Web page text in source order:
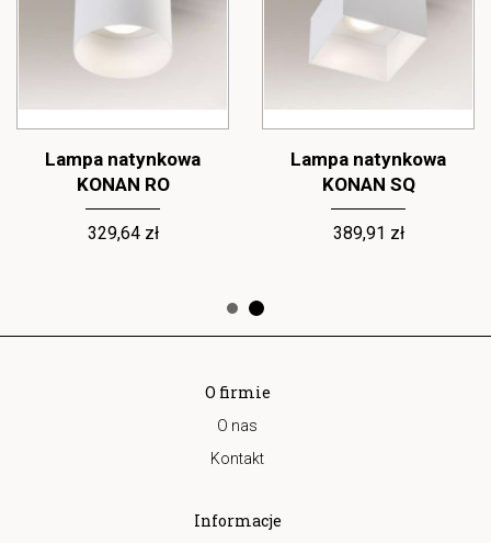
Lampa natynkowa
KONAN RO
329,64 zł
Lampa natynkowa
KONAN SQ
389,91 zł
O firmie
O nas
Kontakt
Informacje